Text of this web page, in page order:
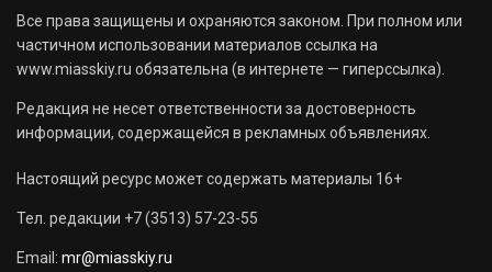
Все права защищены и охраняются законом. При полном или
частичном использовании материалов ссылка на
www.miasskiy.ru обязательна (в интернете — гиперссылка).
Редакция не несет ответственности за достоверность
информации, содержащейся в рекламных объявлениях.
Настоящий ресурс может содержать материалы 16+
Тел. редакции +7 (3513) 57-23-55
Email: mr@miasskiy.ru